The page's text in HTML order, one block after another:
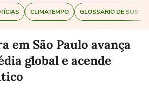
CLIMATEMPO GLOSSÁRIO DE
em São Paulo avança
global e acende